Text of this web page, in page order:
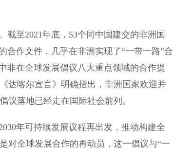
至2021年底，53个同中国建交的非洲国
合作文件，几乎在非洲实现了“一带一路”合
非在全球发展倡议八大重点领域的合作提
达喀尔宣言》明确指出，非洲国家欢迎并
议落地已经走在国际社会前列。
年可持续发展议程再出发，推动构建全
对全球发展合作的再动员，这一倡议与“一